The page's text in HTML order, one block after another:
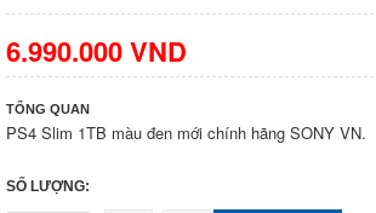
6.990.000 VND
TỔNG QUAN
PS4 Slim 1TB màu đen mới chính hãng SONY VN.
SỐ LƯỢNG: